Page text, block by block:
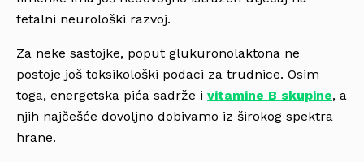
fetalni neurološki razvoj.
Za neke sastojke, poput glukuronolaktona ne
postoje još toksikološki podaci za trudnice. Osim
toga, energetska pića sadrže i vitamine B skupine, a
njih najčešće dovoljno dobivamo iz širokog spektra
hrane.